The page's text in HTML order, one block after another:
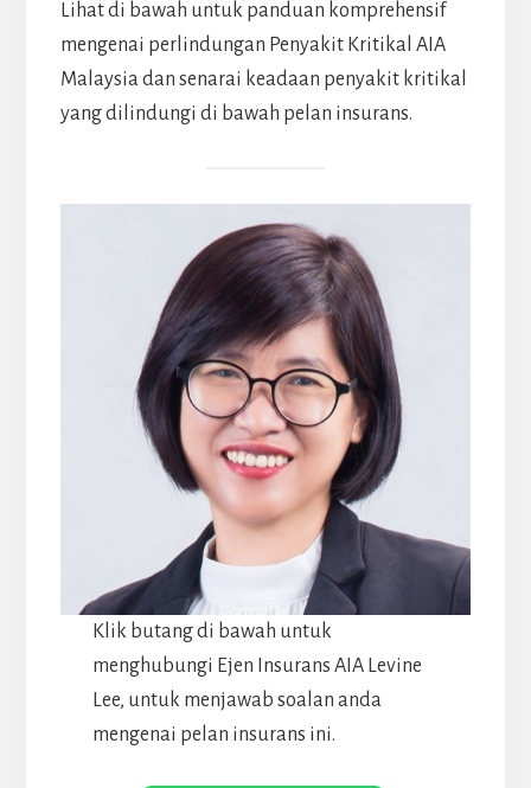
Lihat di bawah untuk panduan komprehensif
mengenai perlindungan Penyakit Kritikal AIA
Malaysia dan senarai keadaan penyakit kritikal
yang dilindungi di bawah pelan insurans.
Klik butang di bawah untuk
menghubungi Ejen Insurans AIA Levine
Lee, untuk menjawab soalan anda
mengenai pelan insurans ini.